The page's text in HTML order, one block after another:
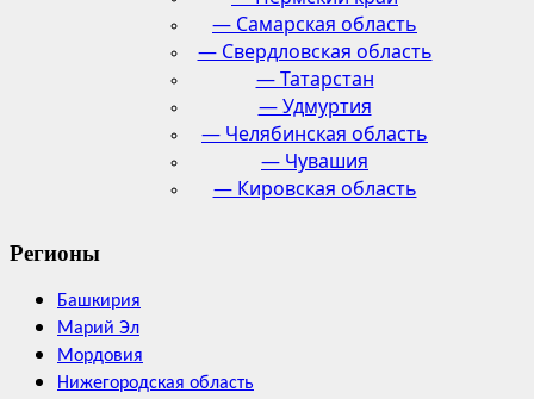
— Самарская область
— Свердловская область
— Татарстан
— Удмуртия
— Челябинская область
— Чувашия
— Кировская область
Регионы
Башкирия
Марий Эл
Мордовия
Нижегородская область